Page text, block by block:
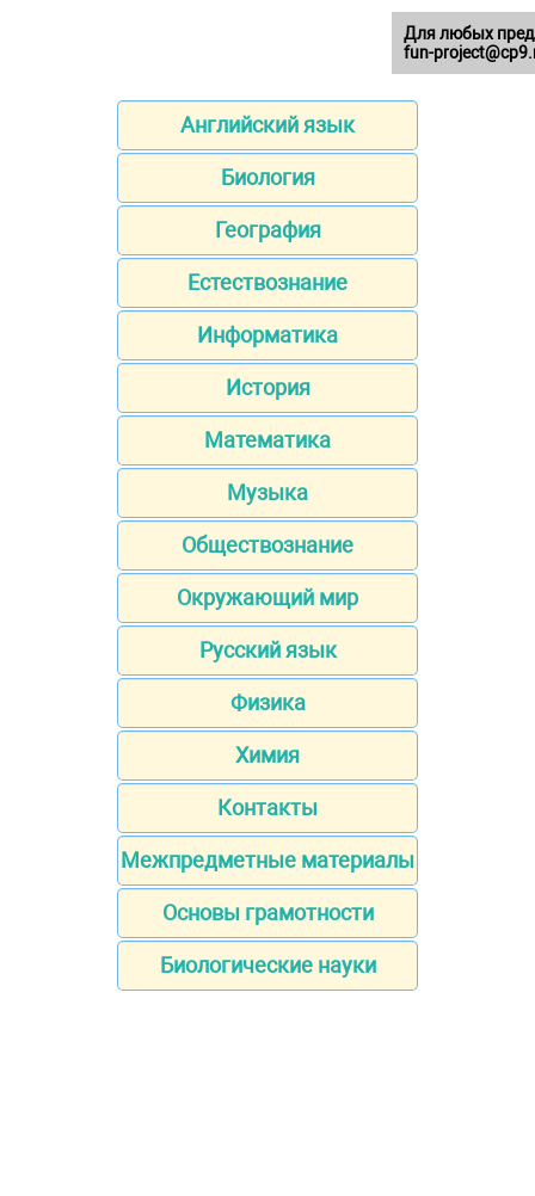
Английский язык
Биология
География
Естествознание
Информатика
История
Математика
Музыка
Обществознание
Окружающий мир
Русский язык
Физика
Химия
Контакты
Межпредметные материалы
Основы грамотности
Биологические науки
Для любых
fun-